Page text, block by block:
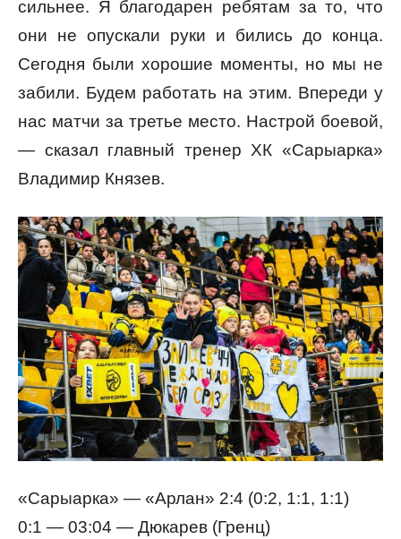
сильнее. Я благодарен ребятам за то, что
они не опускали руки и бились до конца.
Сегодня были хорошие моменты, но мы не
забили. Будем работать на этим. Впереди у
нас матчи за третье место. Настрой боевой,
— сказал главный тренер ХК «Сарыарка»
Владимир Князев.
«Сарыарка» — «Арлан» 2:4 (0:2, 1:1, 1:1)
0:1 — 03:04 — Дюкарев (Гренц)